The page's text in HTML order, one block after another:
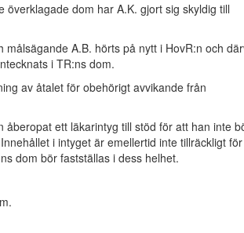
överklagade dom har A.K. gjort sig skyldig till
målsägande A.B. hörts på nytt i HovR:n och
i TR:ns dom.
av åtalet för obehörigt avvikande från
åberopat ett läkarintyg till stöd för att han inte
i intyget är emellertid inte tillräckligt
dom bör fastställas i dess helhet.